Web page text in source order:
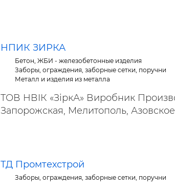
НПИК ЗИРКА
Бетон, ЖБИ - железобетонные изделия
Заборы, ограждения, заборные сетки, поручни
Металл и изделия из металла
ТОВ НВIК «ЗіркА» Виробник
Запорожская, Мелитополь,
ТД Промтехстрой
Заборы, ограждения, заборные сетки, поручни